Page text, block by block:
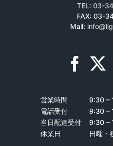
TEL: 03-
FAX: 03-
Mail:
営業時間
9:30 –
電話受付
9:30 –
当日配達受付
9:30 –
休業日
日曜・